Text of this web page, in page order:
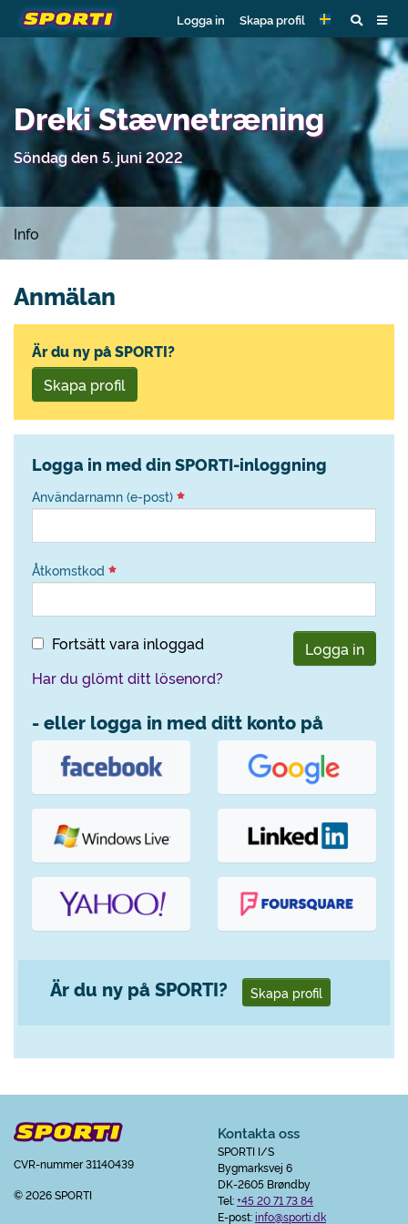
Logga in Skapa profil
Dreki Stævnetræning
Söndag den 5. juni 2022
Info
Anmälan
Är du ny på SPORTI?
Skapa profil
Logga in med din SPORTI-inloggning
Användarnamn (e-post)
Åtkomstkod
Fortsätt vara inloggad
Logga in
Har du glömt ditt lösenord?
- eller logga in med ditt konto på
Är du ny på SPORTI? Skapa profil
CVR-nummer 31140439
© 2026 SPORTI
Kontakta oss
SPORTI I/S
Bygmarksvej 6
DK-2605 Brøndby
Tel:+45 20 71 73 84
E-post:info@sporti.dk